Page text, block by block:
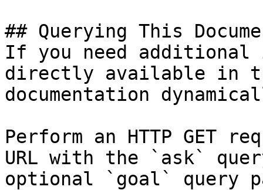
## Querying This
If you need
directly available in
documentation
Perform an HTTP GET
URL with the `ask`
optional `goal` query